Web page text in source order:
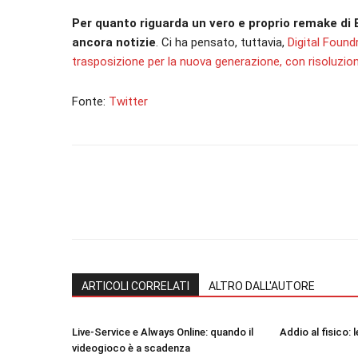
Per quanto riguarda un vero e proprio remake
ancora notizie. Ci ha pensato, tuttavia, Digital
trasposizione per la nuova generazione, con
Fonte: Twitter
ARTICOLI CORRELATI ALTRO DALL'AUTORE
Live-Service e Always Online: quando il
videogioco è a scadenza
Addio al fisico: